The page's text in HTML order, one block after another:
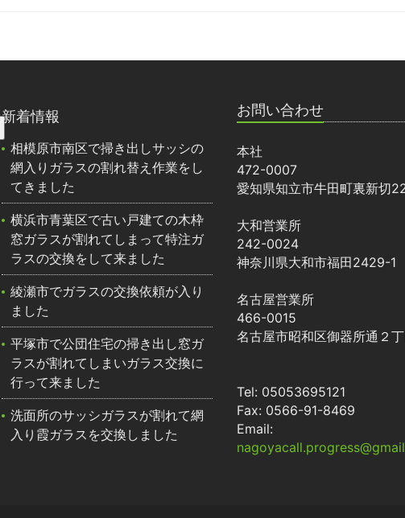
新着情報
相模原市南区で掃き出しサッシの
網入りガラスの割れ替え作業をし
てきました
横浜市青葉区で古い戸建ての木枠
窓ガラスが割れてしまって特注ガ
ラスの交換をして来ました
綾瀬市でガラスの交換依頼が入り
ました
平塚市で公団住宅の掃き出し窓ガ
ラスが割れてしまいガラス交換に
行って来ました
洗面所のサッシガラスが割れて網
入り霞ガラスを交換しました
お問い合わせ
本社
472-0007
愛知県知立市牛田町裏新切
大和営業所
242-0024
神奈川県大和市福田2429-1
名古屋営業所
466-0015
名古屋市昭和区御器所通２
Tel: 05053695121
Fax: 0566-91-8469
Email: